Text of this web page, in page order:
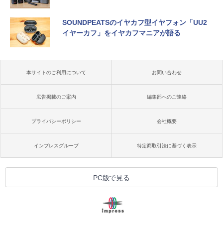
SOUNDPEATSのイヤカフ型イヤフォン「UU2
イヤーカフ」をイヤカフマニアが語る
本サイトのご利用について お問い合わせ
広告掲載のご案内 編集部へのご連絡
プライバシーポリシー 会社概要
インプレスグループ 特定商取引法に基づく表示
PC版で見る